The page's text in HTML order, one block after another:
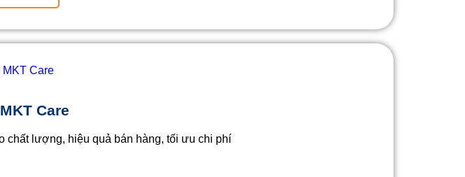
Care
chất lượng, hiệu quả bán hàng, tối ưu chi phí